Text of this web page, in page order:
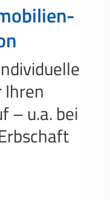
Ihren
– u.a. bei